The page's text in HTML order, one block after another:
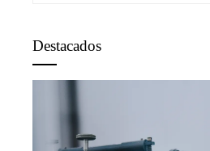
Destacados